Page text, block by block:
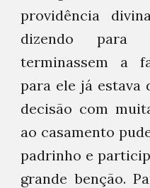
providência
dizendo para
terminassem a
para ele já estava
decisão com
ao casamento
padrinho e
grande benção.